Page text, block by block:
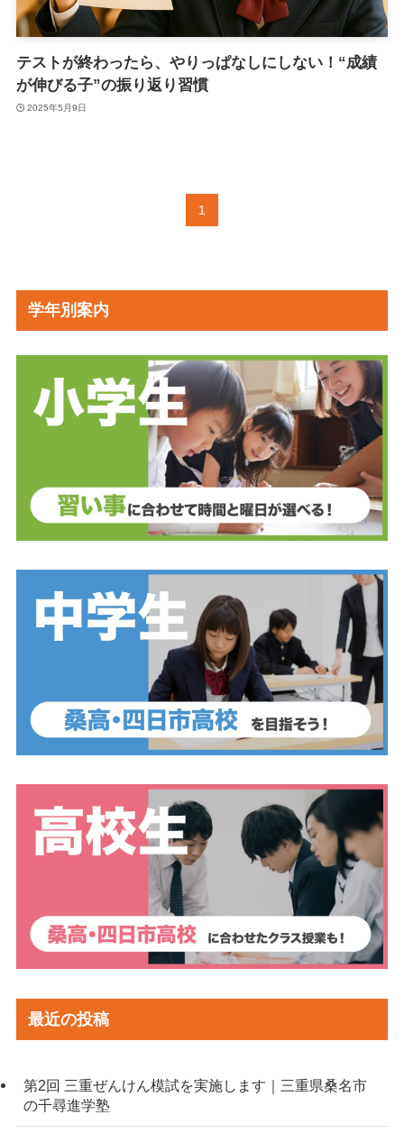
テストが終わったら、やりっぱなしにしない！“成績
が伸びる子”の振り返り習慣
2025年5月9日
1
学年別案内
最近の投稿
第2回 三重ぜんけん模試を実施します｜三重県桑名市
の千尋進学塾